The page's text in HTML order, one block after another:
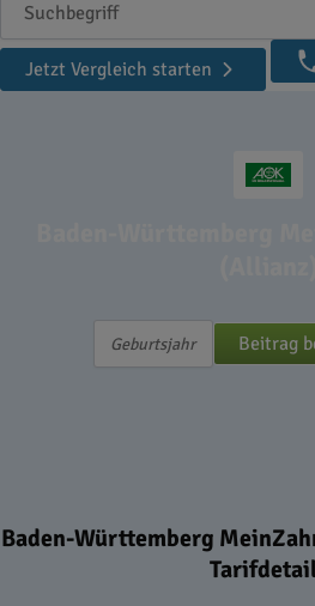
Jetzt Vergleich starten
Beitrag
Baden-Württemberg